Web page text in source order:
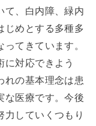
て、白内障、緑内
じめとする多種多
てきています。
に対応できよう
れの基本理念は患
な医療です。今後
力していくつもり